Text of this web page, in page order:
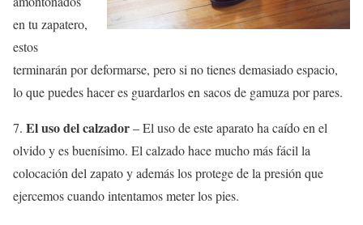
en tu zapatero,
estos
terminarán por deformarse, pero si no tienes demasiado espacio,
lo que puedes hacer es guardarlos en sacos de gamuza por pares.
7. El uso del calzador– El uso de este aparato ha caído en el
olvido y es buenísimo. El calzado hace mucho más fácil la
colocación del zapato y además los protege de la presión que
ejercemos cuando intentamos meter los pies.